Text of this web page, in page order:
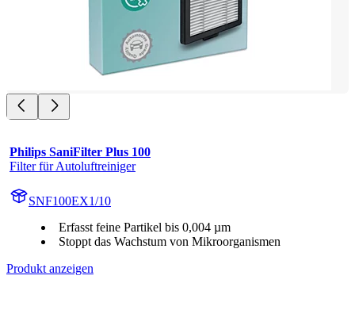
Philips SaniFilter Plus 100
Filter für Autoluftreiniger
SNF100EX1/10
Erfasst feine Partikel bis 0,004 µm
Stoppt das Wachstum von Mikroorganismen
Produkt anzeigen